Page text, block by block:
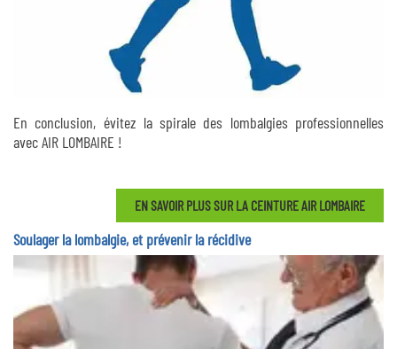
En conclusion, évitez la spirale des lombalgies professionnelles
avec AIR LOMBAIRE !
EN SAVOIR PLUS SUR LA CEINTURE AIR LOMBAIRE
Soulager la lombalgie, et prévenir la récidive